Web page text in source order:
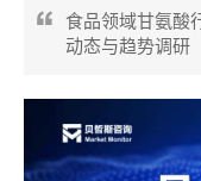
食品领域甘氨酸
动态与趋势调研